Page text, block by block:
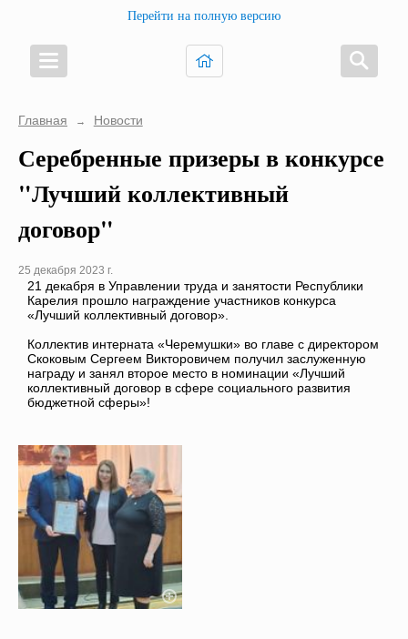
Перейти на полную версию
Главная → Новости
Серебренные призеры в конкурсе
"Лучший коллективный
договор"
25 декабря 2023 г.
21 декабря в Управлении труда и занятости Республики
Карелия прошло награждение участников конкурса
«Лучший коллективный договор».
Коллектив интерната «Черемушки» во главе с директором
Скоковым Сергеем Викторовичем получил заслуженную
награду и занял второе место в номинации «Лучший
коллективный договор в сфере социального развития
бюджетной сферы»!